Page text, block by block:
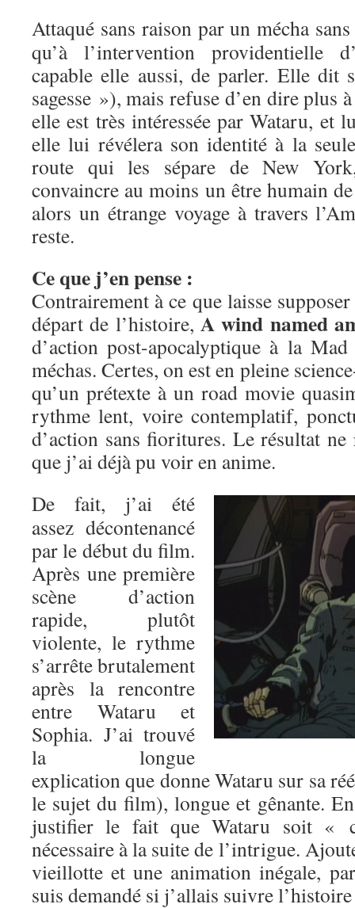
Attaqué sans raison par un mécha
qu’à l’intervention providentielle
capable elle aussi, de parler. Elle dit
sagesse »), mais refuse d’en dire plus
elle est très intéressée par Wataru, et
elle lui révélera son identité à la
route qui les sépare de New
convaincre au moins un être humain
alors un étrange voyage à travers
reste.
Ce que j’en pense :
Contrairement à ce que laisse
départ de l’histoire, A wind named
d’action post-apocalyptique à la
méchas. Certes, on est en pleine
qu’un prétexte à un road movie
rythme lent, voire contemplatif,
d’action sans fioritures. Le résultat
que j’ai déjà pu voir en anime.
De fait, j’ai été
assez décontenancé
par le début du film.
Après une première
scène d’action
rapide, plutôt
violente, le rythme
s’arrête brutalement
après la rencontre
entre Wataru et
Sophia. J’ai trouvé
la longue
explication que donne Wataru sur sa
le sujet du film), longue et gênante.
justifier le fait que Wataru soit «
nécessaire à la suite de l’intrigue.
vieillotte et une animation inégale,
suis demandé si j’allais suivre